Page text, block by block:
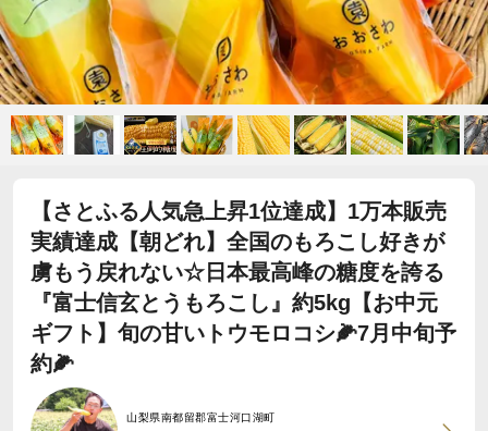
【さとふる人気急上昇1位達成】1万本販売
実績達成【朝どれ】全国のもろこし好きが
虜もう戻れない☆日本最高峰の糖度を誇る
『富士信玄とうもろこし』約5kg【お中元
ギフト】旬の甘いトウモロコシ🌽7月中旬予
約🌽
山梨県南都留郡富士河口湖町